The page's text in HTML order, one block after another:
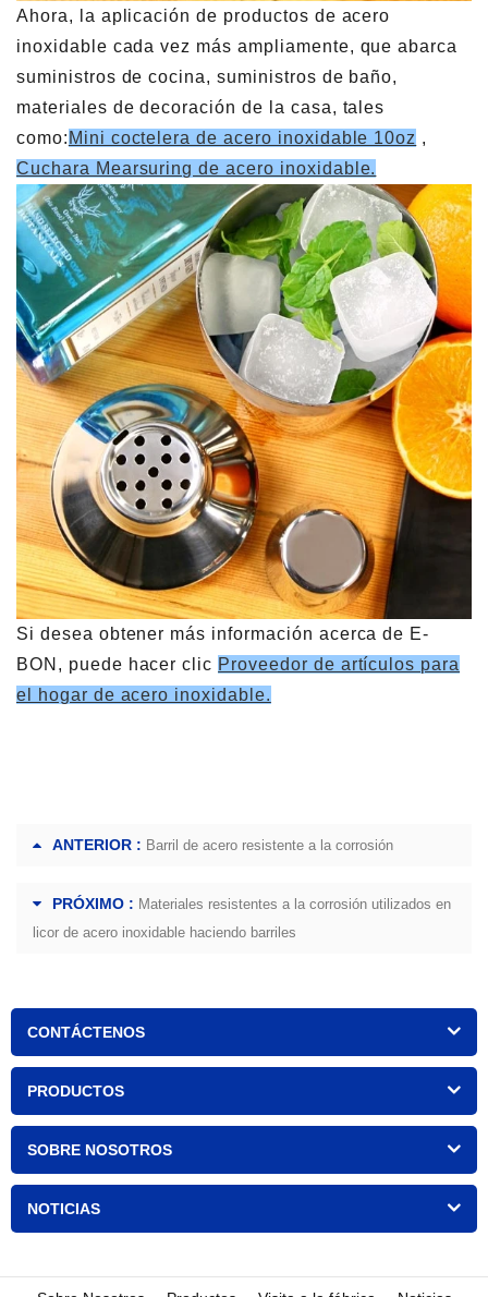
Ahora, la aplicación de productos de acero
inoxidable cada vez más ampliamente, que abarca
suministros de cocina, suministros de baño,
materiales de decoración de la casa, tales
como: Mini coctelera de acero inoxidable 10oz ,
Cuchara Mearsuring de acero inoxidable.
Si desea obtener más información acerca de E-
BON, puede hacer clic Proveedor de artículos para
el hogar de acero inoxidable.
ANTERIOR : Barril de acero resistente a la corrosión
PRÓXIMO : Materiales resistentes a la corrosión utilizados en
licor de acero inoxidable haciendo barriles
CONTÁCTENOS
PRODUCTOS
SOBRE NOSOTROS
NOTICIAS